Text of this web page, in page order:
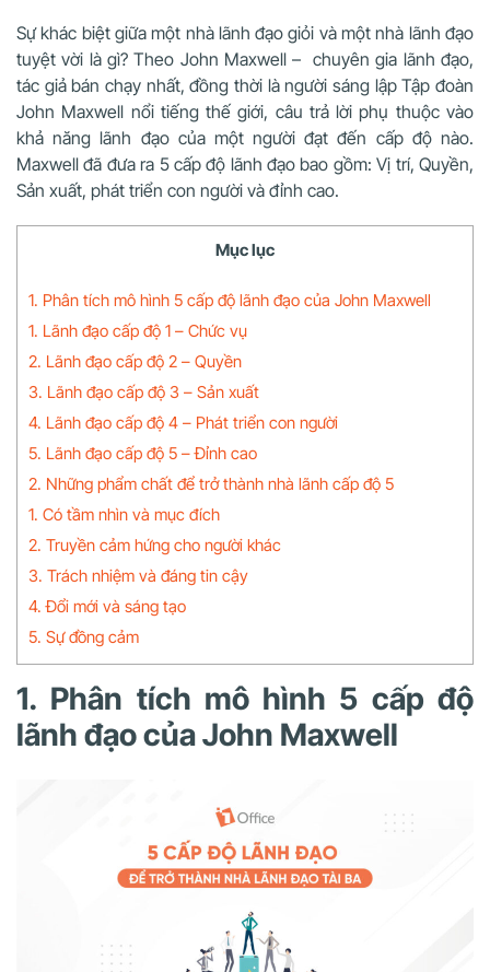
Sự khác biệt giữa một nhà lãnh đạo giỏi và một nhà lãnh đạo
tuyệt vời là gì? Theo John Maxwell – chuyên gia lãnh đạo,
tác giả bán chạy nhất, đồng thời là người sáng lập Tập đoàn
John Maxwell nổi tiếng thế giới, câu trả lời phụ thuộc vào
khả năng lãnh đạo của một người đạt đến cấp độ nào.
Maxwell đã đưa ra 5 cấp độ lãnh đạo bao gồm: Vị trí, Quyền,
Sản xuất, phát triển con người và đỉnh cao.
Mục lục
1. Phân tích mô hình 5 cấp độ lãnh đạo của John Maxwell
1. Lãnh đạo cấp độ 1 – Chức vụ
2. Lãnh đạo cấp độ 2 – Quyền
3. Lãnh đạo cấp độ 3 – Sản xuất
4. Lãnh đạo cấp độ 4 – Phát triển con người
5. Lãnh đạo cấp độ 5 – Đỉnh cao
2. Những phẩm chất để trở thành nhà lãnh cấp độ 5
1. Có tầm nhìn và mục đích
2. Truyền cảm hứng cho người khác
3. Trách nhiệm và đáng tin cậy
4. Đổi mới và sáng tạo
5. Sự đồng cảm
1. Phân tích mô hình 5 cấp độ
lãnh đạo của John Maxwell